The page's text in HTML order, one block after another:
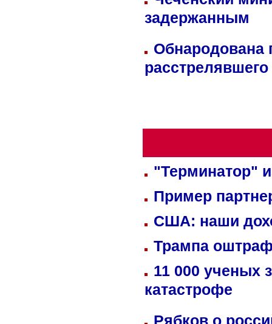
задержанным
Обнародована
"Терминатор"
Пример
США: наши
Трампа
11 000 ученых
катастрофе